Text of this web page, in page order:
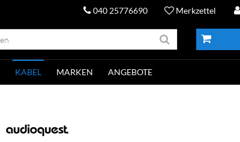
040 25776690 Merkzettel
KABEL MARKEN ANGEBOTE